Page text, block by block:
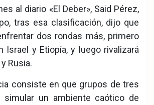
al diario «El Deber», Said Pérez,
tras esa clasificación, dijo que
dos rondas más, primero
Israel y Etiopía, y luego rivalizará
Rusia.
consiste en que grupos de tres
simular un ambiente caótico de